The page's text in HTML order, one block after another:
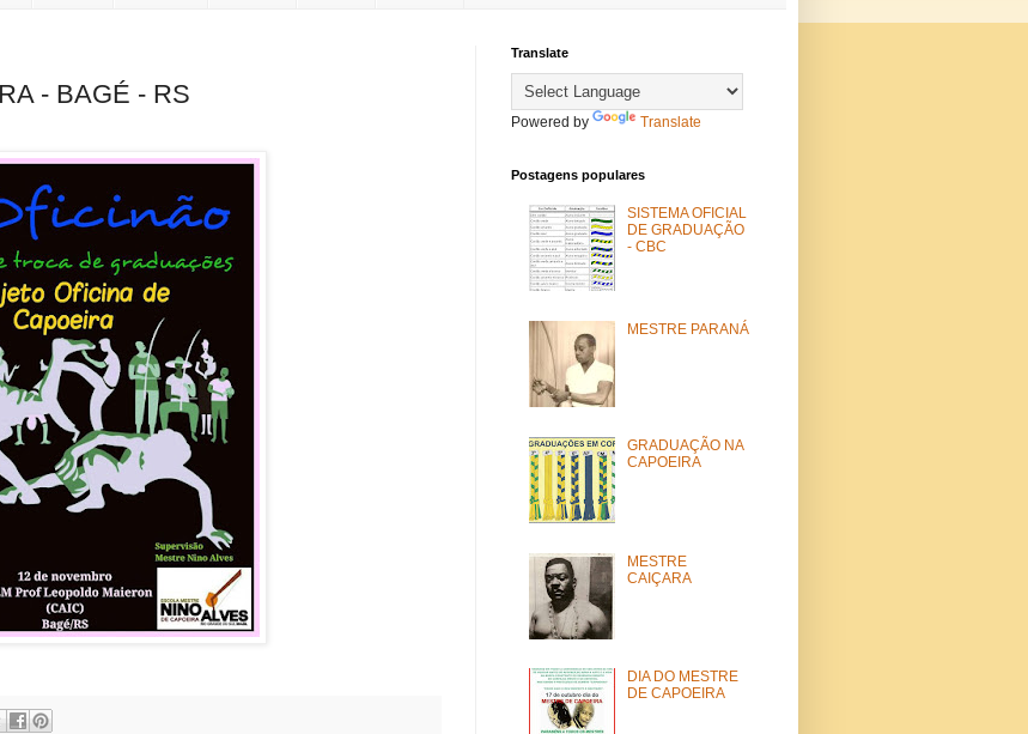
- BAGÉ - RS
Translate
Powered by Translate
Postagens populares
SISTEMA OFICIAL
DE GRADUAÇÃO
- CBC
MESTRE PARANÁ
GRADUAÇÃO NA
CAPOEIRA
MESTRE
CAIÇARA
DIA DO MESTRE
DE CAPOEIRA